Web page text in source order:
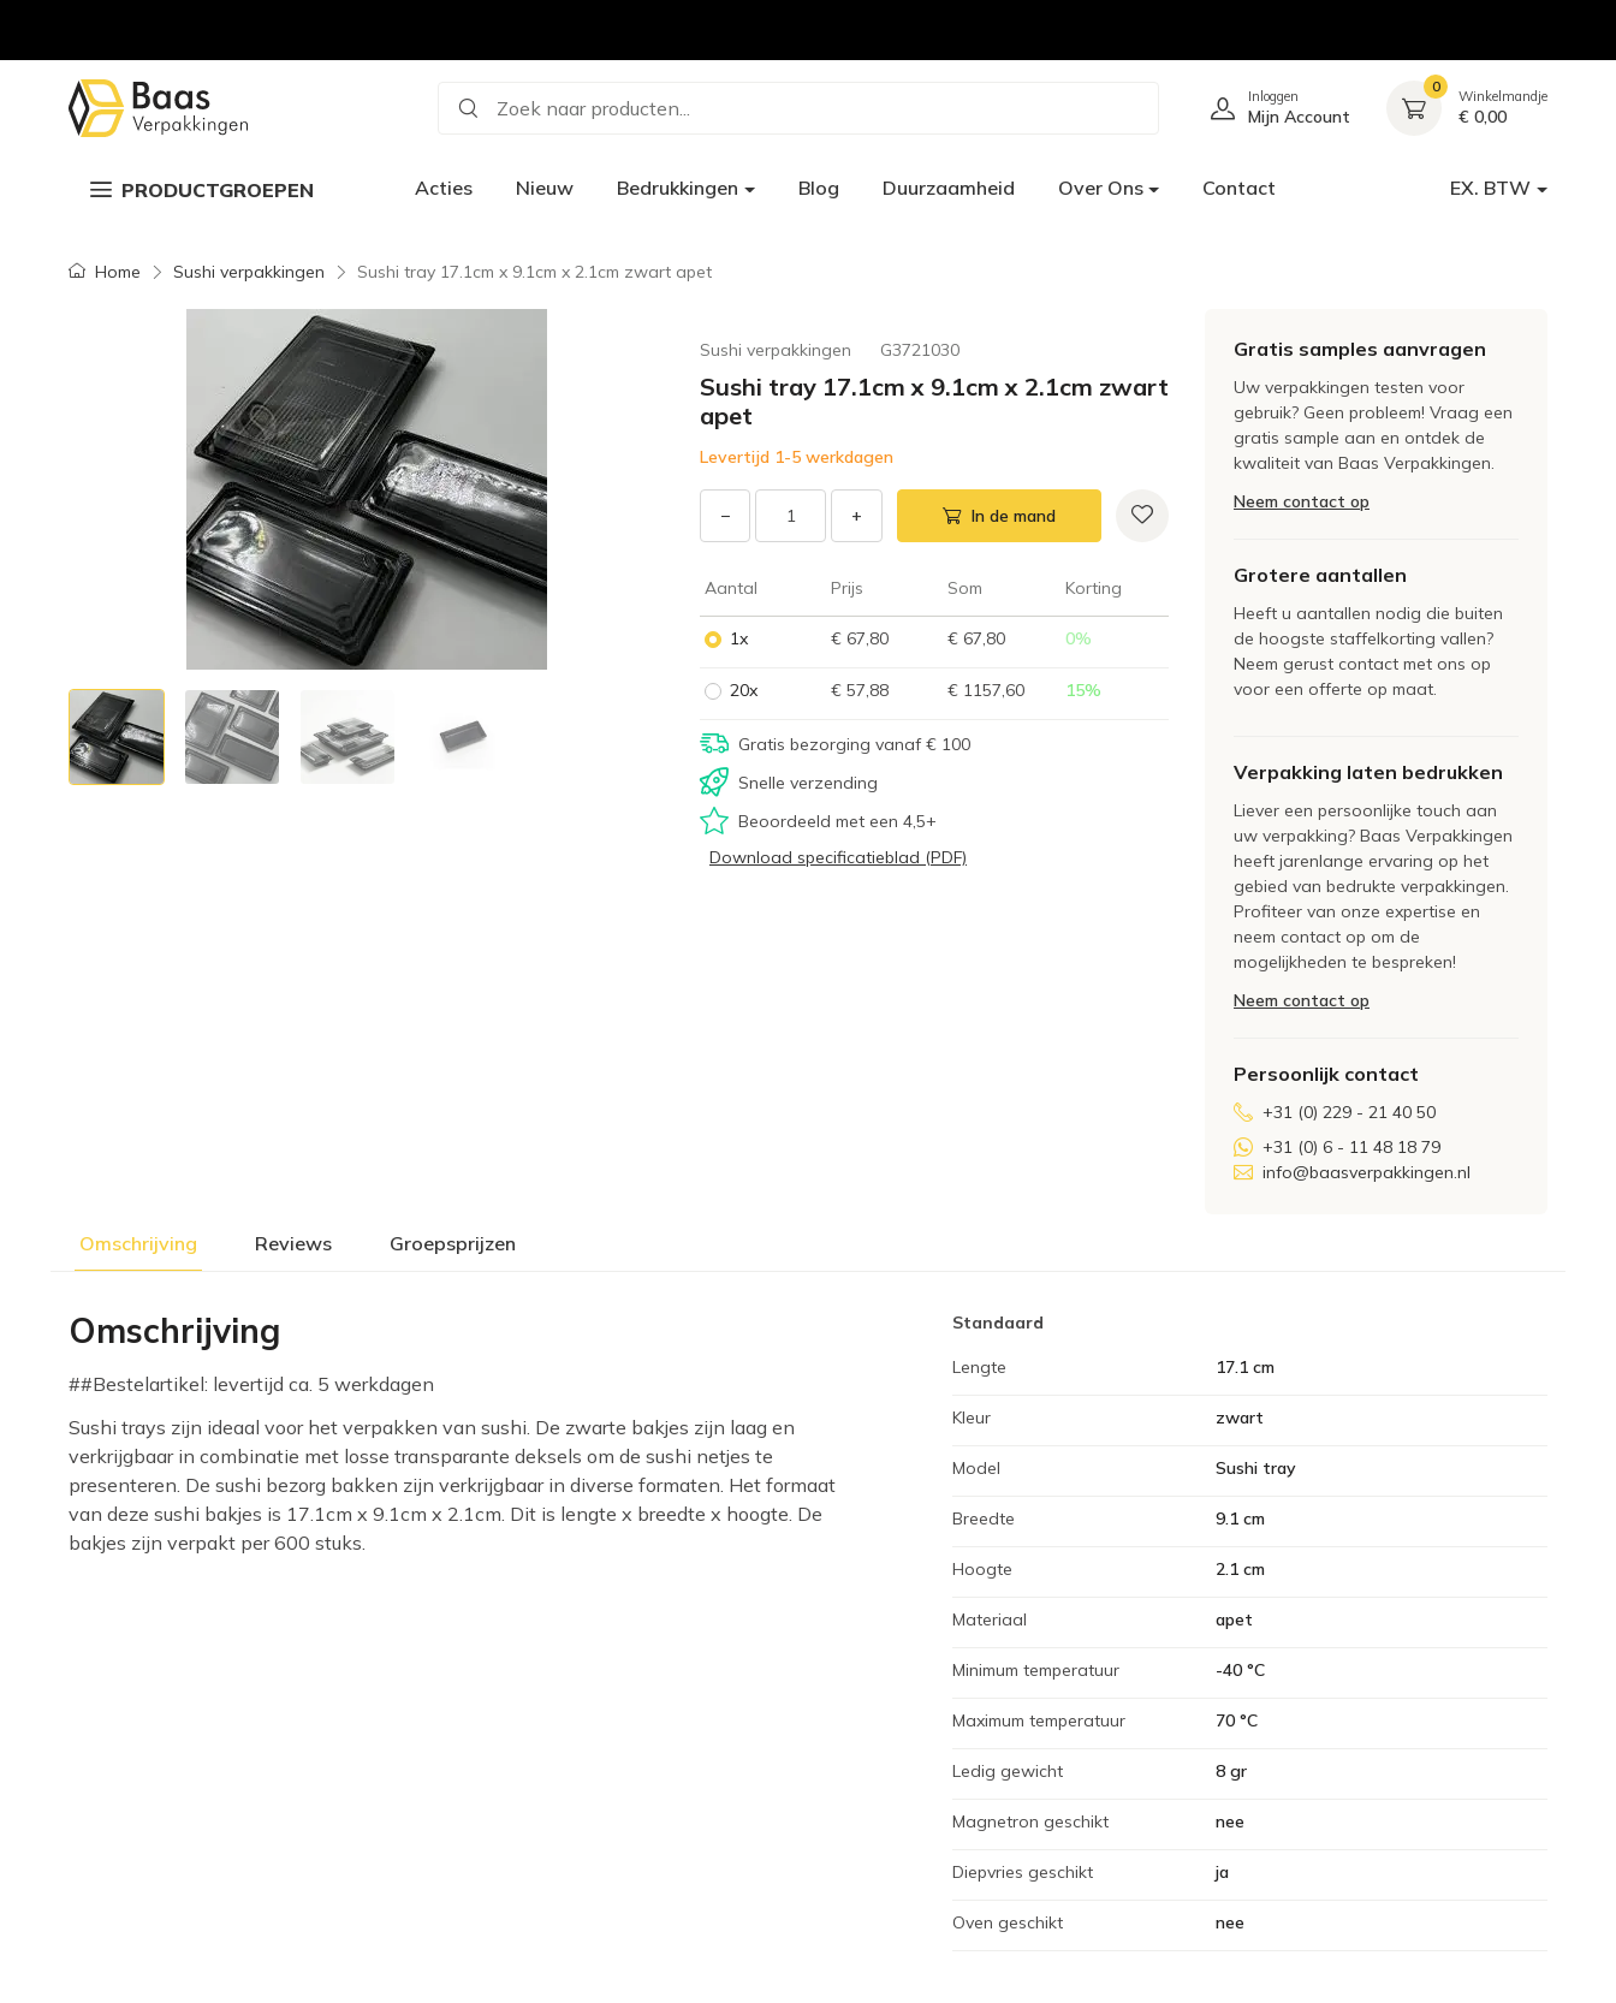
Zoek naar producten... Inloggen
Mijn Account
0
Winkelmandje
€ 0,00
PRODUCTGROEPEN Acties Nieuw Bedrukkingen Blog Duurzaamheid Over Ons Contact EX. BTW
Home Sushi verpakkingen Sushi tray 17.1cm x 9.1cm x 2.1cm zwart apet
Sushi verpakkingen G3721030
Sushi tray 17.1cm x 9.1cm x 2.1cm zwart
apet
Levertijd 1-5 werkdagen
− + In de mand
Aantal Prijs Som Korting
1x € 67,80 € 67,80 0%
20x € 57,88 € 1157,60 15%
Gratis bezorging vanaf € 100
Snelle verzending
Beoordeeld met een 4,5+
Download specificatieblad (PDF)
Gratis samples aanvragen
Uw verpakkingen testen voor
gebruik? Geen probleem! Vraag een
gratis sample aan en ontdek de
kwaliteit van Baas Verpakkingen.
Neem contact op
Grotere aantallen
Heeft u aantallen nodig die buiten
de hoogste staffelkorting vallen?
Neem gerust contact met ons op
voor een offerte op maat.
Verpakking laten bedrukken
Liever een persoonlijke touch aan
uw verpakking? Baas Verpakkingen
heeft jarenlange ervaring op het
gebied van bedrukte verpakkingen.
Profiteer van onze expertise en
neem contact op om de
mogelijkheden te bespreken!
Neem contact op
Persoonlijk contact
+31 (0) 229 - 21 40 50
+31 (0) 6 - 11 48 18 79
info@baasverpakkingen.nl
Omschrijving Reviews Groepsprijzen
Omschrijving
##Bestelartikel: levertijd ca. 5 werkdagen
Sushi trays zijn ideaal voor het verpakken van sushi. De zwarte bakjes zijn laag en
verkrijgbaar in combinatie met losse transparante deksels om de sushi netjes te
presenteren. De sushi bezorg bakken zijn verkrijgbaar in diverse formaten. Het formaat
van deze sushi bakjes is 17.1cm x 9.1cm x 2.1cm. Dit is lengte x breedte x hoogte. De
bakjes zijn verpakt per 600 stuks.
Standaard
Lengte 17.1 cm
Kleur zwart
Model Sushi tray
Breedte 9.1 cm
Hoogte 2.1 cm
Materiaal apet
Minimum temperatuur -40 °C
Maximum temperatuur 70 °C
Ledig gewicht 8 gr
Magnetron geschikt nee
Diepvries geschikt ja
Oven geschikt nee